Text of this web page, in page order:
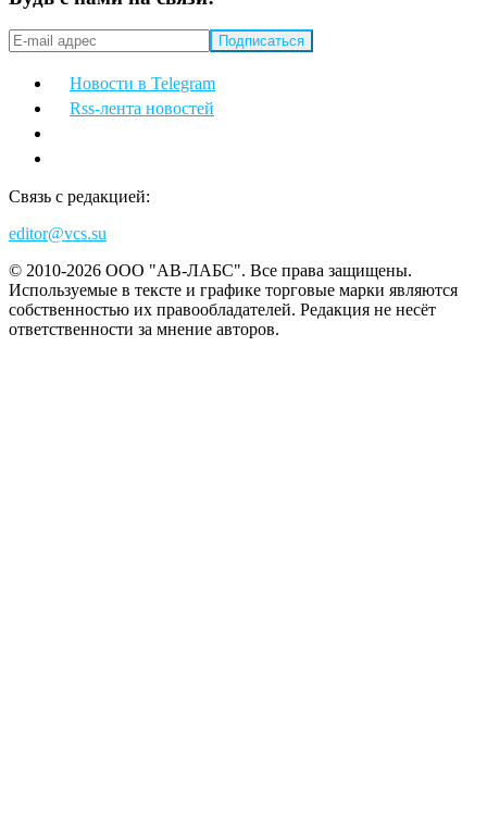
Новости в Telegram
Rss-лента новостей
Связь с редакцией:
editor@vcs.su
© 2010-2026 ООО "АВ-ЛАБС". Все права защищены.
Используемые в тексте и графике торговые марки являются
собственностью их правообладателей. Редакция не несёт
ответственности за мнение авторов.